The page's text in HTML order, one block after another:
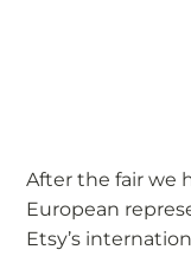
After the fair we
European
Etsy’s